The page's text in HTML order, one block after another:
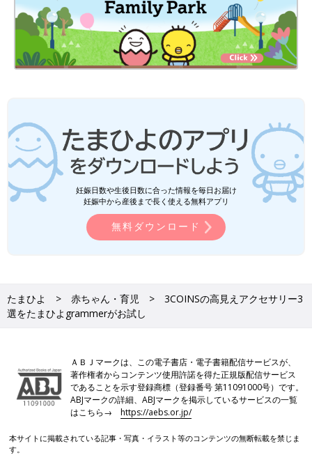
妊娠日数や生後日数に合った情報を毎日お届け
妊娠中から産後まで長く使える無料アプリ
無料ダウンロード
たまひよ 赤ちゃん・育児
3COINSの高見えアクセサリー3
選をたまひよgrammerがお試し
ＡＢＪマークは、この電子書店・電子書籍配信サービスが、
著作権者からコンテンツ使用許諾を得た正規版配信サービス
であることを示す登録商標（登録番号 第11091000号）です。
ABJマークの詳細、ABJマークを掲示しているサービスの一覧
はこちら→https://aebs.or.jp/
本サイトに掲載されている記事・写真・イラスト等のコンテンツの無断転載を禁じま
す。